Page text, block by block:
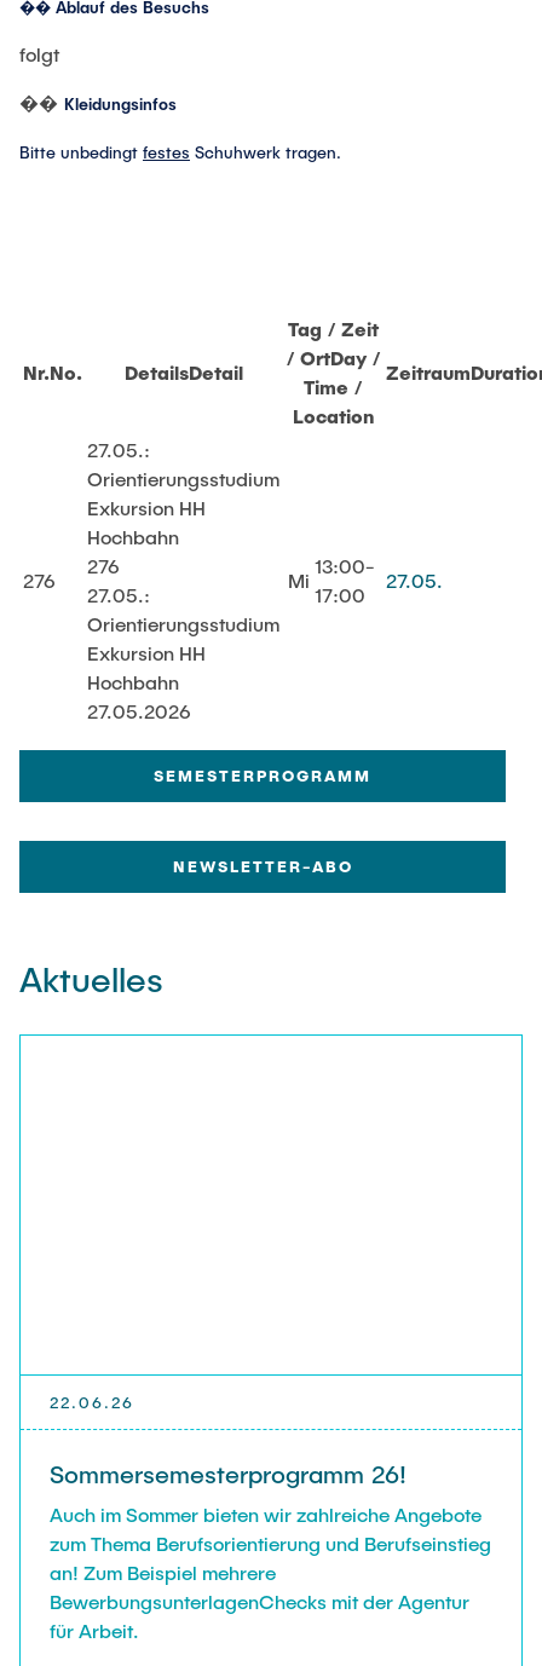
Lehre und Lernen
Best Practices Lehre
Hochschuldidaktik - ZLL
Interdisziplinärer Workshop des FSP
„Biobasierte Prozesse und
Reaktortechnologien“
Forschung und Institute
Studienbereich FIT
�� Ablauf des Besuchs
folgt
�� Kleidungsinfos
Bitte unbedingt festes Schuhwerk tragen.
Nr.No. DetailsDetail
Tag / Zeit
/ OrtDay /
Time /
Location
Zeitraum
276
27.05.:
Orientierungsstudium
Exkursion HH
Hochbahn
276
27.05.:
Orientierungsstudium
Exkursion HH
Hochbahn
27.05.2026
Mi
13:00-
17:00
27.05.
SEMESTERPROGRAMM
NEWSLETTER-ABO
Aktuelles
22.06.26
Sommersemesterprogramm 26!
Auch im Sommer bieten wir zahlreiche Angebote
zum Thema Berufsorientierung und Berufseinstieg
an! Zum Beispiel mehrere
BewerbungsunterlagenChecks mit der Agentur
für Arbeit.